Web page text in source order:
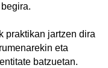
praktikan jartzen dira
eta
batzuetan.